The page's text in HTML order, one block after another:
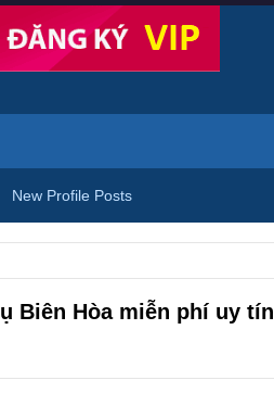
Biên Hòa miễn phí uy tín
New Profile Posts